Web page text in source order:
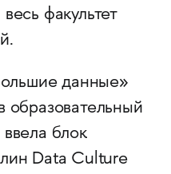
факультет
данные»
образовательный
блок
Data Culture